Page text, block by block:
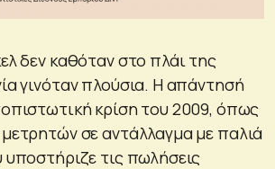
δεν καθόταν στο πλάι της
γινόταν πλούσια. Η απάντησή
κρίση του 2009, όπως
σε αντάλλαγμα με παλιά
τις πωλήσεις